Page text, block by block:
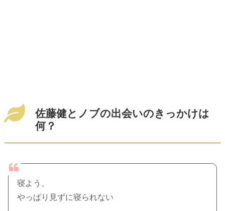
佐藤健とノブの出会いのきっかけは
何？
寝よう、
やっぱり見ずに寝られない